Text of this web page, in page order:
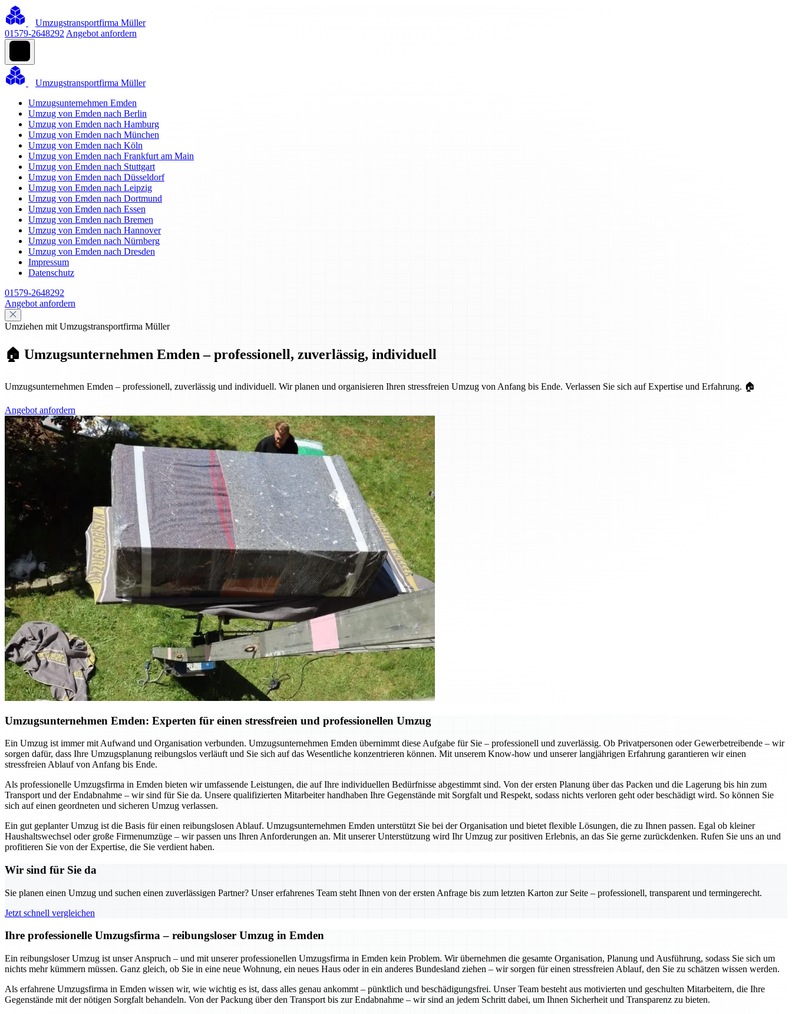
Umzugstransportfirma Müller
01579-2648292 Angebot anfordern
Umzugstransportfirma Müller
Umzugsunternehmen Emden
Umzug von Emden nach Berlin
Umzug von Emden nach Hamburg
Umzug von Emden nach München
Umzug von Emden nach Köln
Umzug von Emden nach Frankfurt am Main
Umzug von Emden nach Stuttgart
Umzug von Emden nach Düsseldorf
Umzug von Emden nach Leipzig
Umzug von Emden nach Dortmund
Umzug von Emden nach Essen
Umzug von Emden nach Bremen
Umzug von Emden nach Hannover
Umzug von Emden nach Nürnberg
Umzug von Emden nach Dresden
Impressum
Datenschutz
01579-2648292
Angebot anfordern
Umziehen mit Umzugstransportfirma Müller
🏠 Umzugsunternehmen Emden – professionell, zuverlässig, individuell
Umzugsunternehmen Emden – professionell, zuverlässig und individuell. Wir planen und organisieren Ihren stressfreien Umzug von Anfang bis Ende. Verlassen Sie sich auf Expertise und Erfahrung. 🏠
Angebot anfordern
Umzugsunternehmen Emden: Experten für einen stressfreien und professionellen Umzug
Ein Umzug ist immer mit Aufwand und Organisation verbunden. Umzugsunternehmen Emden übernimmt diese Aufgabe für Sie – professionell und zuverlässig. Ob Privatpersonen oder Gewerbetreibende – wir
sorgen dafür, dass Ihre Umzugsplanung reibungslos verläuft und Sie sich auf das Wesentliche konzentrieren können. Mit unserem Know-how und unserer langjährigen Erfahrung garantieren wir einen
stressfreien Ablauf von Anfang bis Ende.
Als professionelle Umzugsfirma in Emden bieten wir umfassende Leistungen, die auf Ihre individuellen Bedürfnisse abgestimmt sind. Von der ersten Planung über das Packen und die Lagerung bis hin zum
Transport und der Endabnahme – wir sind für Sie da. Unsere qualifizierten Mitarbeiter handhaben Ihre Gegenstände mit Sorgfalt und Respekt, sodass nichts verloren geht oder beschädigt wird. So können Sie
sich auf einen geordneten und sicheren Umzug verlassen.
Ein gut geplanter Umzug ist die Basis für einen reibungslosen Ablauf. Umzugsunternehmen Emden unterstützt Sie bei der Organisation und bietet flexible Lösungen, die zu Ihnen passen. Egal ob kleiner
Haushaltswechsel oder große Firmenumzüge – wir passen uns Ihren Anforderungen an. Mit unserer Unterstützung wird Ihr Umzug zur positiven Erlebnis, an das Sie gerne zurückdenken. Rufen Sie uns an und
profitieren Sie von der Expertise, die Sie verdient haben.
Wir sind für Sie da
Sie planen einen Umzug und suchen einen zuverlässigen Partner? Unser erfahrenes Team steht Ihnen von der ersten Anfrage bis zum letzten Karton zur Seite – professionell, transparent und termingerecht.
Jetzt schnell vergleichen
Ihre professionelle Umzugsfirma – reibungsloser Umzug in Emden
Ein reibungsloser Umzug ist unser Anspruch – und mit unserer professionellen Umzugsfirma in Emden kein Problem. Wir übernehmen die gesamte Organisation, Planung und Ausführung, sodass Sie sich um
nichts mehr kümmern müssen. Ganz gleich, ob Sie in eine neue Wohnung, ein neues Haus oder in ein anderes Bundesland ziehen – wir sorgen für einen stressfreien Ablauf, den Sie zu schätzen wissen werden.
Als erfahrene Umzugsfirma in Emden wissen wir, wie wichtig es ist, dass alles genau ankommt – pünktlich und beschädigungsfrei. Unser Team besteht aus motivierten und geschulten Mitarbeitern, die Ihre
Gegenstände mit der nötigen Sorgfalt behandeln. Von der Packung über den Transport bis zur Endabnahme – wir sind an jedem Schritt dabei, um Ihnen Sicherheit und Transparenz zu bieten.